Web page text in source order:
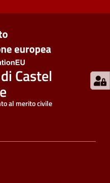
Castel
al merito civile